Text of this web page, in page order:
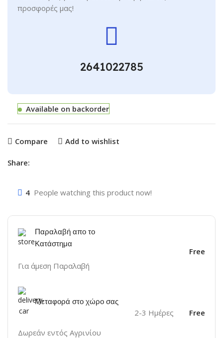
προσφορές μας!
2641022785
Available on backorder
Compare Add to wishlist
Share:
4 People watching this product now!
Παραλαβή απο το
Κατάστημα
Για άμεση Παραλαβή
Free
Μεταφορά στο χώρο σας
Δωρεάν εντός Αγρινίου
2-3 Ημέρες Free